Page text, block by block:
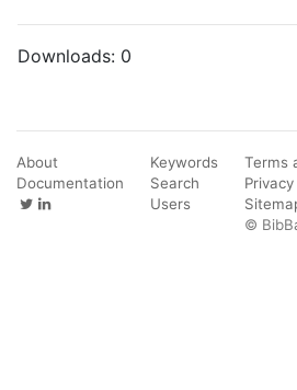
Downloads: 0
About
Documentation
Keywords
Search
Users
Terms
©